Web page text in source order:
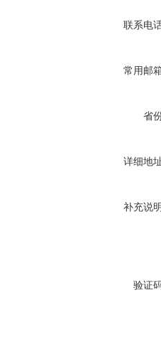
联系电
常用邮
省
详细地
补充说
验证